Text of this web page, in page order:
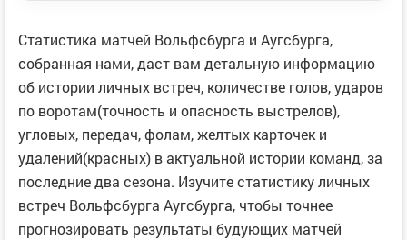
Статистика матчей Вольфсбурга и Аугсбурга,
собранная нами, даст вам детальную информацию
об истории личных встреч, количестве голов, ударов
по воротам(точность и опасность выстрелов),
угловых, передач, фолам, желтых карточек и
удалений(красных) в актуальной истории команд, за
последние два сезона. Изучите статистику личных
встреч Вольфсбурга Аугсбурга, чтобы точнее
прогнозировать результаты будующих матчей